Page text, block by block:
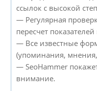
ссылок с высокой
— Регулярная
пересчет
— Все известные
(упоминания,
— SeoHammer
внимание.